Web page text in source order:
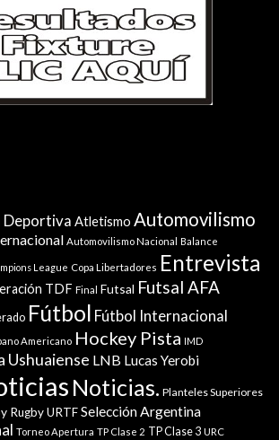
Deportiva Atletismo Automovilismo
Automovilismo Nacional Balance
League Copa Libertadores Entrevista
TDF Final Futsal Futsal AFA
Fútbol Fútbol Internacional
Americano Hockey Pista IMD
Ushuaiense LNB Lucas Yerobi
Noticias. Planteles Superiores
Rugby URTFSelección Argentina
Torneo Apertura TP Clase 2 TP Clase 3 URC